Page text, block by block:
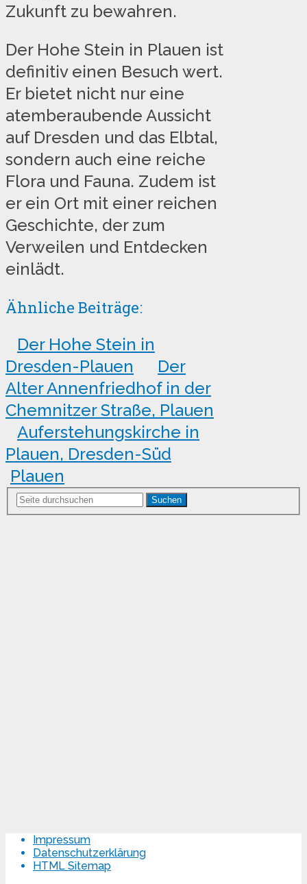
Zukunft zu bewahren.
Der Hohe Stein in Plauen ist
definitiv einen Besuch wert.
Er bietet nicht nur eine
atemberaubende Aussicht
auf Dresden und das Elbtal,
sondern auch eine reiche
Flora und Fauna. Zudem ist
er ein Ort mit einer reichen
Geschichte, der zum
Verweilen und Entdecken
einlädt.
Ähnliche Beiträge:
Der Hohe Stein in
Dresden-Plauen
Der
Alter Annenfriedhof in der
Chemnitzer Straße, Plauen
Auferstehungskirche in
Plauen, Dresden-Süd
Plauen
Suchen
Impressum
Datenschutzerklärung
HTML Sitemap